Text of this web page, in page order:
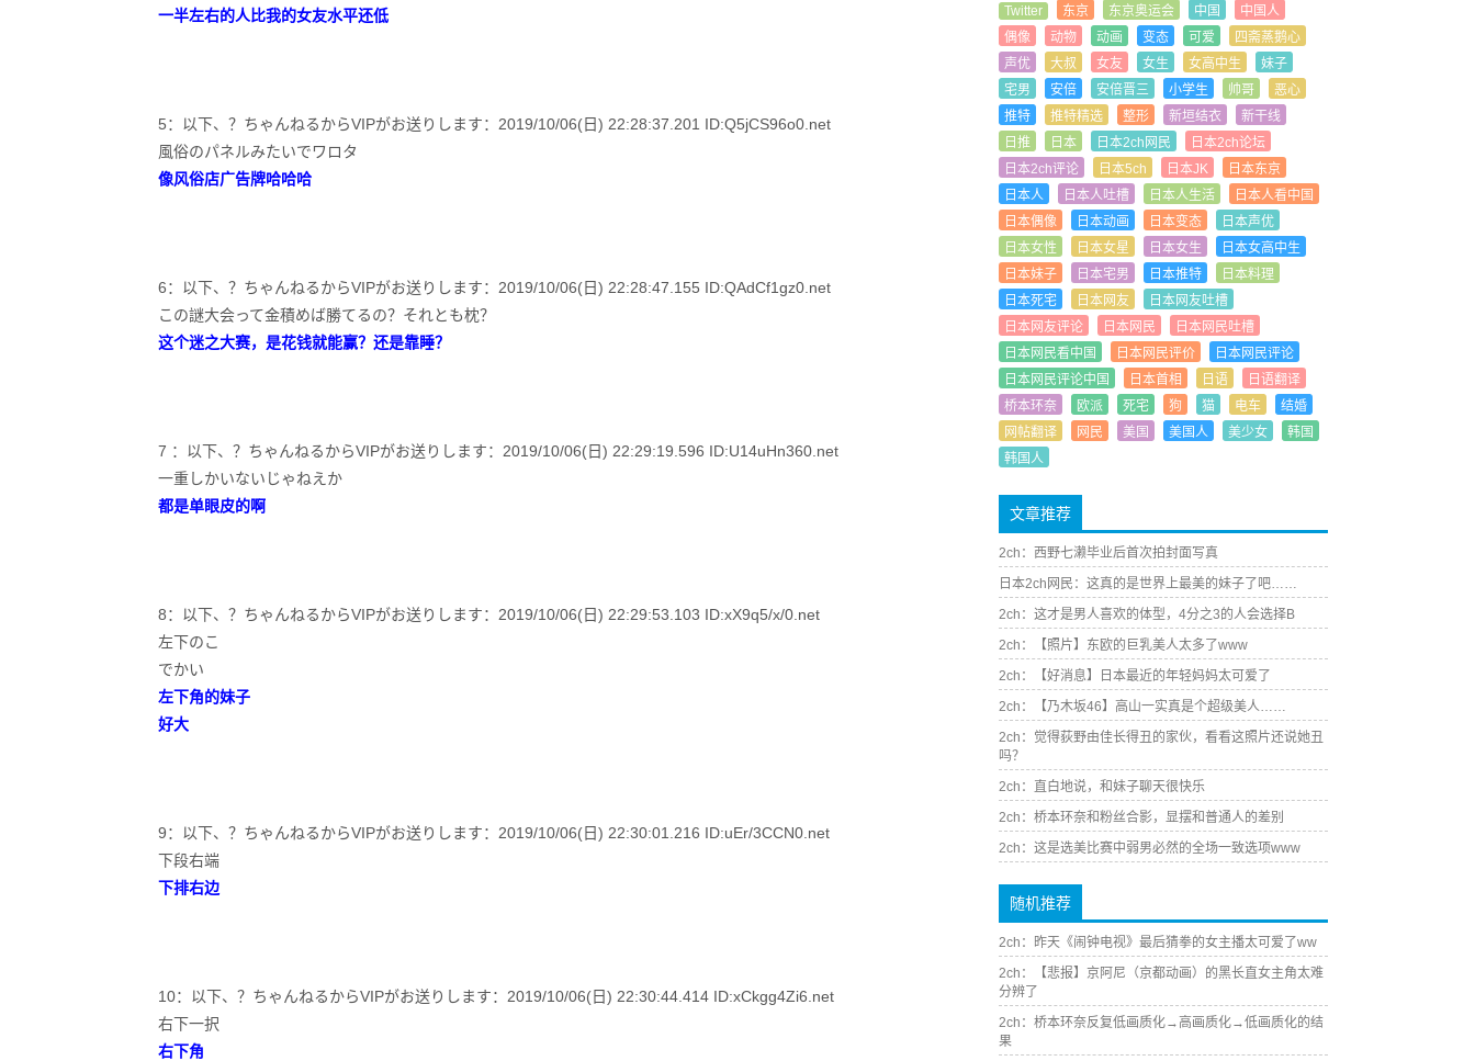
一半左右的人比我的女友水平还低
5：以下、？ちゃんねるからVIPがお送りします：2019/10/06(日) 22:28:37.201 ID:Q5jCS96o0.net
風俗のパネルみたいでワロタ
像风俗店广告牌哈哈哈
6：以下、？ちゃんねるからVIPがお送りします：2019/10/06(日) 22:28:47.155 ID:QAdCf1gz0.net
この謎大会って金積めば勝てるの？それとも枕？
这个迷之大赛，是花钱就能赢？还是靠睡？
7 ：以下、？ちゃんねるからVIPがお送りします：2019/10/06(日) 22:29:19.596 ID:U14uHn360.net
一重しかいないじゃねえか
都是单眼皮的啊
8：以下、？ちゃんねるからVIPがお送りします：2019/10/06(日) 22:29:53.103 ID:xX9q5/x/0.net
左下のこ
でかい
左下角的妹子
好大
9：以下、？ちゃんねるからVIPがお送りします：2019/10/06(日) 22:30:01.216 ID:uEr/3CCN0.net
下段右端
下排右边
10：以下、？ちゃんねるからVIPがお送りします：2019/10/06(日) 22:30:44.414 ID:xCkgg4Zi6.net
右下一択
右下角
Twitter
东京 东京奥运会 中国
中国人
偶像
动物 动画 变态 可爱
四斋蒸鹅心
声优
大叔 女友 女生 女高中生
妹子
宅男
安倍 安倍晋三 小学生 帅哥
恶心
推特
推特精选 整形 新垣结衣
新干线
日推
日本 日本2ch网民
日本2ch论坛
日本2ch评论
日本5ch 日本JK
日本东京
日本人
日本人吐槽 日本人生活
日本人看中国
日本偶像
日本动画 日本变态
日本声优
日本女性
日本女星 日本女生
日本女高中生
日本妹子
日本宅男 日本推特
日本料理
日本死宅
日本网友
日本网友吐槽
日本网友评论
日本网民
日本网民吐槽
日本网民看中国
日本网民评价
日本网民评论
日本网民评论中国
日本首相 日语
日语翻译
桥本环奈
欧派 死宅 狗 猫 电车
结婚
网帖翻译
网民 美国 美国人 美少女
韩国
韩国人
文章推荐
2ch：西野七濑毕业后首次拍封面写真
日本2ch网民：这真的是世界上最美的妹子了吧……
2ch：这才是男人喜欢的体型，4分之3的人会选择B
2ch：【照片】东欧的巨乳美人太多了www
2ch：【好消息】日本最近的年轻妈妈太可爱了
2ch：【乃木坂46】高山一实真是个超级美人……
2ch：觉得荻野由佳长得丑的家伙，看看这照片还说她丑
吗？
2ch：直白地说，和妹子聊天很快乐
2ch：桥本环奈和粉丝合影，显摆和普通人的差别
2ch：这是选美比赛中弱男必然的全场一致选项www
随机推荐
2ch：昨天《闹钟电视》最后猜拳的女主播太可爱了ww
2ch：【悲报】京阿尼（京都动画）的黑长直女主角太难
分辨了
2ch：桥本环奈反复低画质化→高画质化→低画质化的结
果